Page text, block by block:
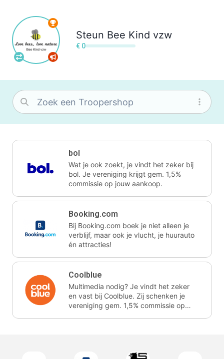
Steun Bee Kind vzw
€ 0
bol
Wat je ook zoekt, je vindt het zeker bij
bol. Je vereniging krijgt gem. 1,5%
commissie op jouw aankoop.
Booking.com
Bij Booking.com boek je niet alleen je
verblijf, maar ook je vlucht, je huurauto
én attracties!
Coolblue
Multimedia nodig? Je vindt het zeker
en vast bij Coolblue. Zij schenken je
vereniging gem. 1,5% commissie op